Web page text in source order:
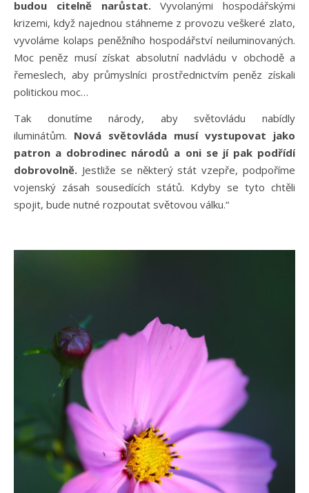
budou citelně narůstat.Vyvolanými hospodářskými
krizemi, když najednou stáhneme z provozu veškeré zlato,
vyvoláme kolaps peněžního hospodářství neiluminovaných.
Moc peněz musí získat absolutní nadvládu v obchodě a
řemeslech, aby průmyslníci prostřednictvím peněz získali
politickou moc…
Tak donutíme národy, aby světovládu nabídly
iluminátům. Nová světovláda musí vystupovat jako
patron a dobrodinec národů a oni se jí pak podřídí
dobrovolně. Jestliže se některý stát vzepře, podpoříme
vojenský zásah sousedících států. Kdyby se tyto chtěli
spojit, bude nutné rozpoutat světovou válku.“